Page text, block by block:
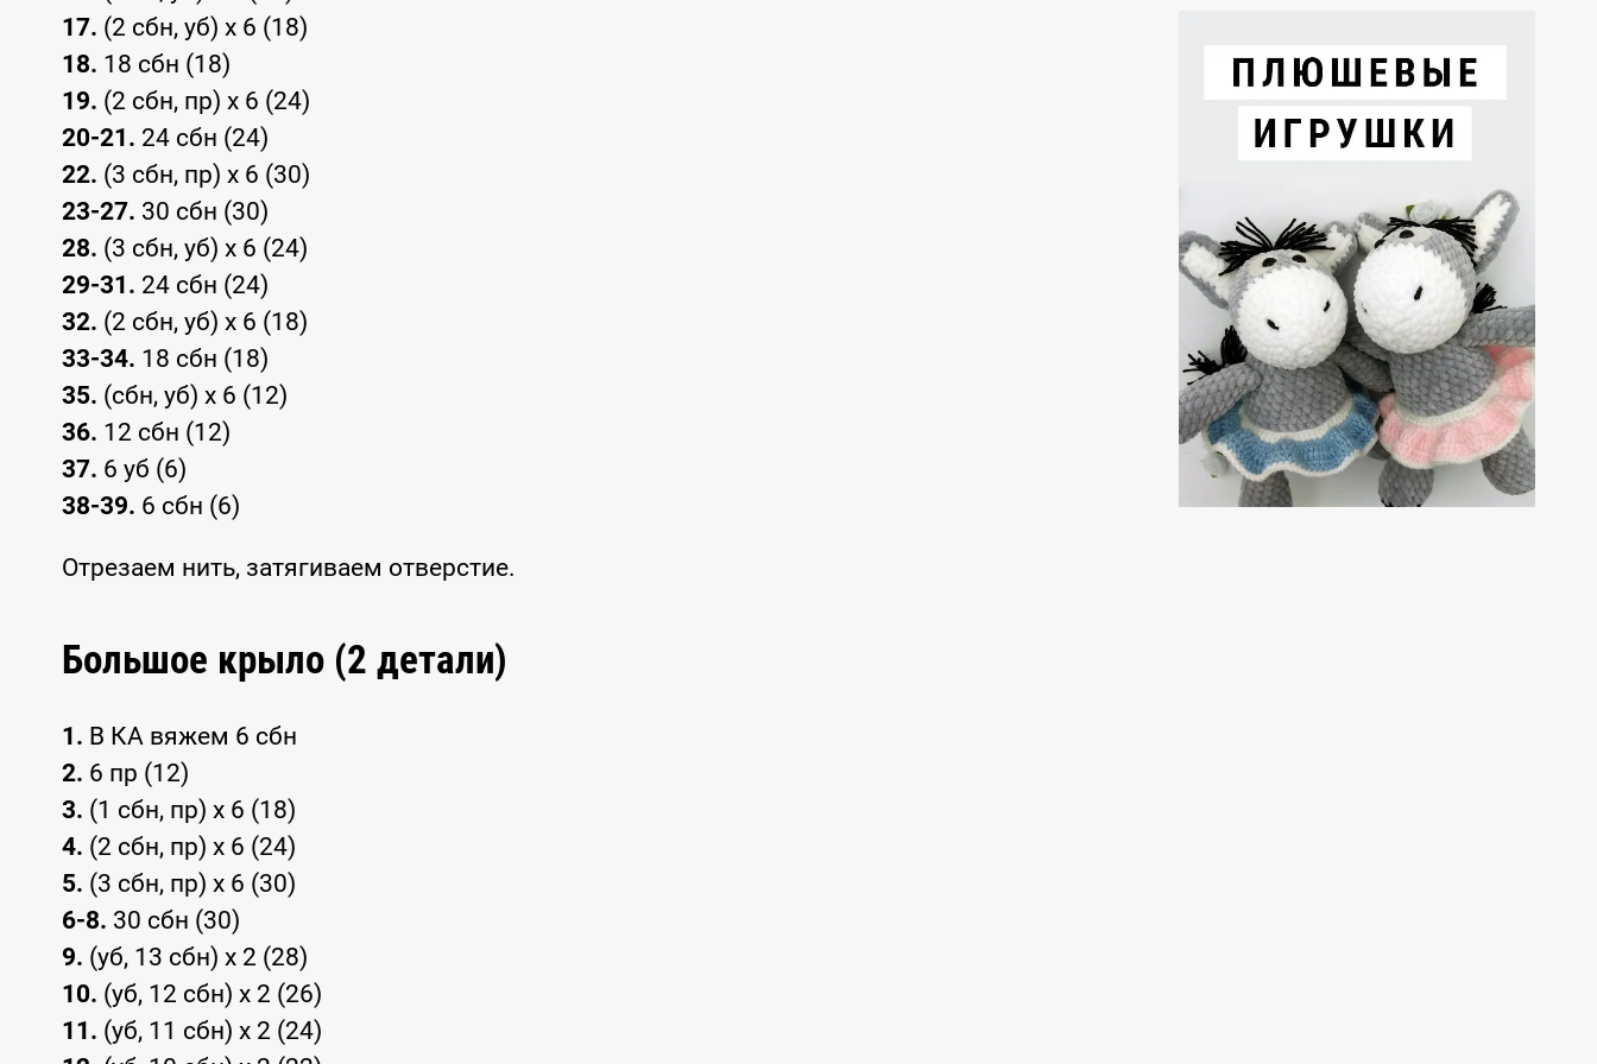
17. (2 сбн, уб) x 6 (18)
18. 18 сбн (18)
19. (2 сбн, пр) x 6 (24)
20-21. 24 сбн (24)
22. (3 сбн, пр) x 6 (30)
23-27. 30 сбн (30)
28. (3 сбн, уб) x 6 (24)
29-31. 24 сбн (24)
32. (2 сбн, уб) x 6 (18)
33-34. 18 сбн (18)
35. (сбн, уб) x 6 (12)
36. 12 сбн (12)
37. 6 уб (6)
38-39. 6 сбн (6)
Отрезаем нить, затягиваем отверстие.
Большое крыло (2 детали)
1. В КА вяжем 6 сбн
2. 6 пр (12)
3. (1 сбн, пр) x 6 (18)
4. (2 сбн, пр) x 6 (24)
5. (3 сбн, пр) x 6 (30)
6-8. 30 сбн (30)
9. (уб, 13 сбн) x 2 (28)
10. (уб, 12 сбн) x 2 (26)
11. (уб, 11 сбн) x 2 (24)